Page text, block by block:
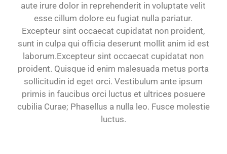
aute irure dolor in reprehenderit in voluptate velit
esse cillum dolore eu fugiat nulla pariatur.
Excepteur sint occaecat cupidatat non proident,
sunt in culpa qui officia deserunt mollit anim id est
laborum.Excepteur sint occaecat cupidatat non
proident. Quisque id enim malesuada metus porta
sollicitudin id eget orci. Vestibulum ante ipsum
primis in faucibus orci luctus et ultrices posuere
cubilia Curae; Phasellus a nulla leo. Fusce molestie
luctus.